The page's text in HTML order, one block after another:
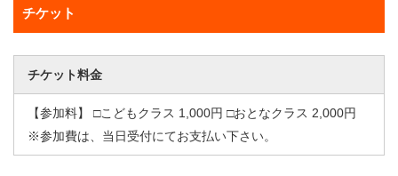
チケット
チケット料金
【参加料】 □こどもクラス 1,000円 □おとなクラス 2,000円
※参加費は、当日受付にてお支払い下さい。